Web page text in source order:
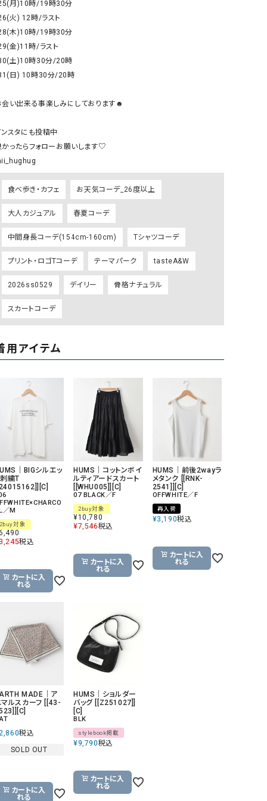
GO TO HOLLYWOOD（ゴートゥーハリウ
ッド）
G-STAR RAW（ジースターロウ）
Gives a sense of fullment +phenix（フェニックス）
HUNTER（ハンター）
ICHI（イチ）
ILIMA（イリマ）
月)10時/19時30分
火) 12時/ラスト
木)10時/19時30分
金)11時/ラスト
土)10時30分/20時
日) 10時30分/20時
会い出来る事楽しみにしております☻
ンスタにも投稿中
かったらフォローお願いします♡
食べ歩き・カフェ お天気コーデ_26度以上
大人カジュアル 春夏コーデ
中間身長コーデ(154cm-160cm) Tシャツコーデ
プリント・ロゴTコーデ テーマパーク tasteA&W
2026ss0529 デイリー 骨格ナチュラル
スカートコーデ
用アイテム
｜BIGシルエッ
刺繍T
／M
2buy対象
3,245税込
カートに入
れる
HUMS｜コットンボイ
ルティアードスカート
[[WHU005]][C]
07 BLACK／F
2buy対象
¥10,780
¥7,546税込
カートに入
れる
HUMS｜前後2wayラ
メタンク [[RNK-
2541]][C]
OFFWHITE／F
再入荷
¥3,190税込
カートに入
れる
MADE｜ア
マルスカーフ [[43-
2,860税込
SOLD OUT
カートに入
れる
HUMS｜ショルダー
バッグ [[Z251027]]
[C]
BLK
stylebook掲載
¥9,790税込
カートに入
れる